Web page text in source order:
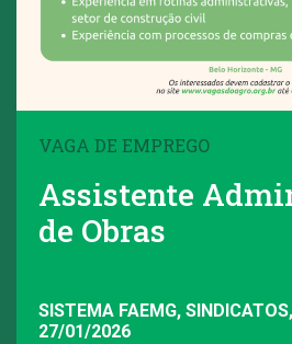
VAGA DE EMPREGO
Assistente
de Obras
SISTEMA FAEMG,
FAEMG
27/01/2026